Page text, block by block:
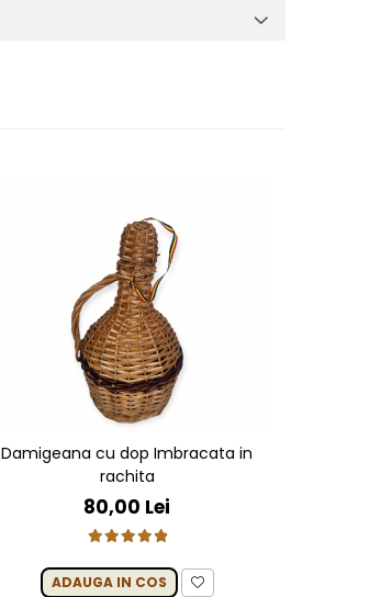
Damigeana cu dop Imbracata in
rachita
80,00 Lei
ADAUGA IN COS